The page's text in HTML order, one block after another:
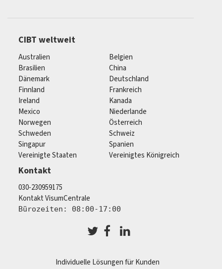
CIBT weltweit
Australien
Belgien
Brasilien
China
Dänemark
Deutschland
Finnland
Frankreich
Ireland
Kanada
Mexico
Niederlande
Norwegen
Österreich
Schweden
Schweiz
Singapur
Spanien
Vereinigte Staaten
Vereinigtes Königreich
Kontakt
030-230959175
Kontakt VisumCentrale
Bürozeiten: 08:00-17:00
Individuelle Lösungen für Kunden